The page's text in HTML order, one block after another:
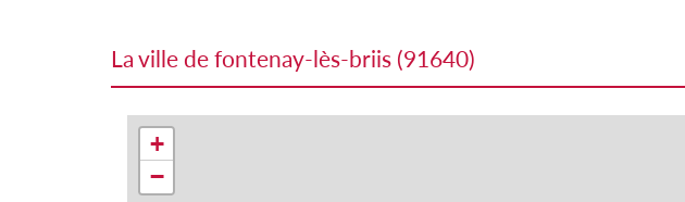
la ville de fontenay-lès-briis (91640)
+
−